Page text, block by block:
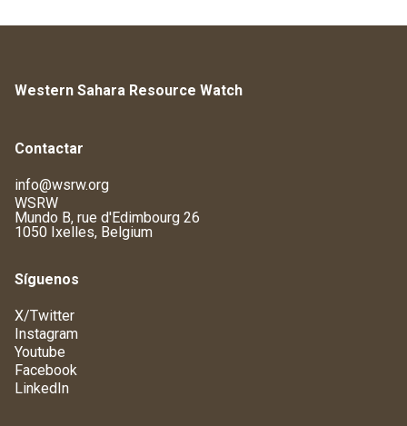
Western Sahara Resource Watch
Contactar
info@wsrw.org
WSRW
Mundo B, rue d'Edimbourg 26
1050 Ixelles, Belgium
Síguenos
X/Twitter
Instagram
Youtube
Facebook
LinkedIn